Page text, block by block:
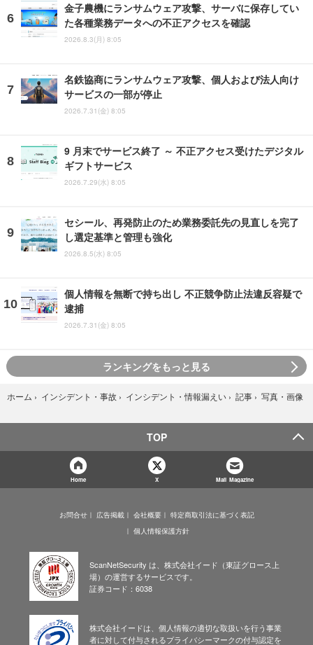
金子農機にランサムウェア攻撃、サーバに保存してい
た各種業務データへの不正アクセスを確認
2026.8.3(月) 8:05
名鉄協商にランサムウェア攻撃、個人および法人向け
サービスの一部が停止
2026.7.31(金) 8:05
9 月末でサービス終了 ～ 不正アクセス受けたデジタル
ギフトサービス
2026.7.29(水) 8:05
セシール、再発防止のため業務委託先の見直しを完了
し選定基準と管理も強化
2026.8.5(水) 8:05
個人情報を無断で持ち出し 不正競争防止法違反容疑で
逮捕
2026.7.31(金) 8:05
ランキングをもっと見る
ホーム › インシデント・事故 › インシデント・情報漏えい › 記事 › 写真・画像
TOP
Home X Mail Magazine
お問合せ 広告掲載 会社概要
特定商取引法に基づく表記
個人情報保護方針
ScanNetSecurity は、株式会社イード（東証グロース上
場）の運営するサービスです。
証券コード：6038
株式会社イードは、個人情報の適切な取扱いを行う事業
者に対して付与されるプライバシーマークの付与認定を